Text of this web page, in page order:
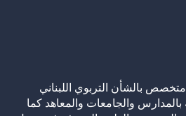
بالشأن التربوي اللبناني
بالمدارس والجامعات والمعاهد كما